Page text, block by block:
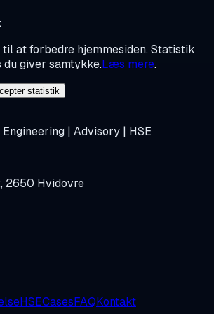
at forbedre hjemmesiden. Statistik
giver samtykke.Læs mere.
statistik
| Advisory | HSE
2650 Hvidovre
HSECasesFAQKontakt